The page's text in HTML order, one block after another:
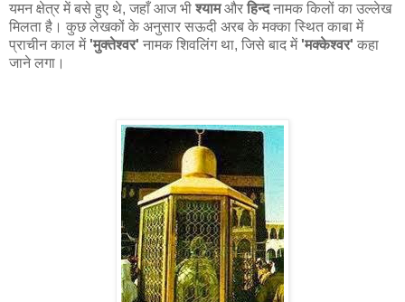
यमन क्षेत्र में बसे हुए थे, जहाँ आज भीश्यामऔरहिन्दनामक किलों का उल्लेख
मिलता है। कुछ लेखकों के अनुसार सऊदी अरब के मक्का स्थित काबा में
प्राचीन काल में 'मुक्तेश्वर' नामक शिवलिंग था, जिसे बाद में 'मक्केश्वर' कहा
जाने लगा।